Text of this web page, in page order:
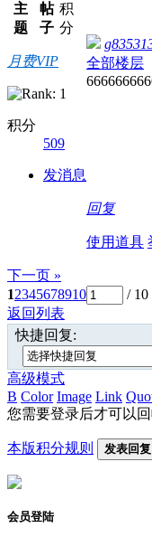
主
题
帖
子
积
分
月费VIP
积分
509
发消息
全部楼层
回复
使用道具
下一页 »
12345678910 / 10
返回列表
快捷回复:
高级模式
B Color Image Link
您需要登录后才可以
本版积分规则 发表回复
会员登陆